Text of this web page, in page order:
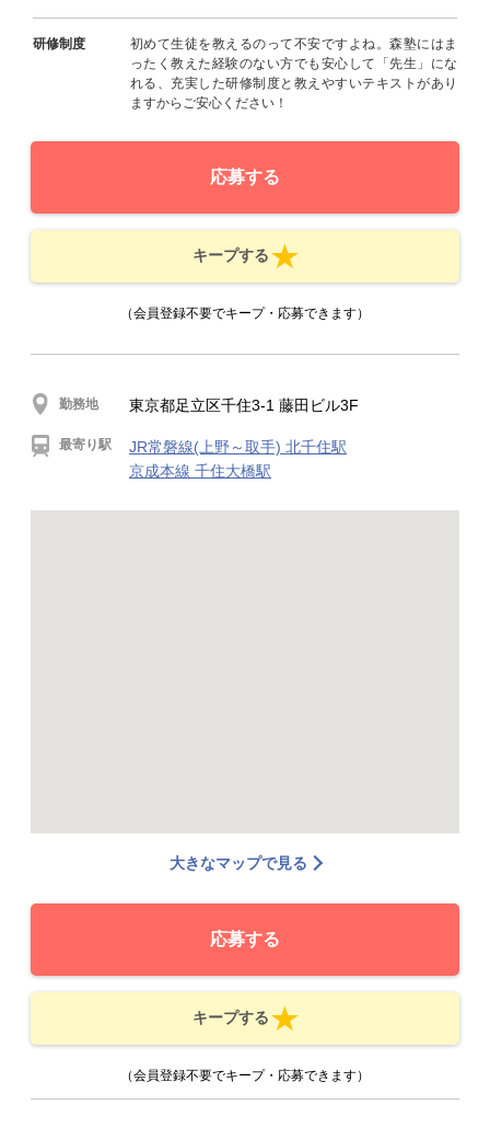
研修制度
初めて生徒を教えるのって不安ですよね。森塾にはま
ったく教えた経験のない方でも安心して「先生」にな
れる、充実した研修制度と教えやすいテキストがあり
ますからご安心ください！
応募する
キープする
（会員登録不要でキープ・応募できます）
勤務地 東京都足立区千住3-1 藤田ビル3F
最寄り駅
JR常磐線(上野～取手) 北千住駅
京成本線 千住大橋駅
大きなマップで見る
応募する
キープする
（会員登録不要でキープ・応募できます）